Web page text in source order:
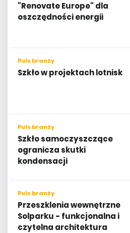
"Renovate Europe" dla
oszczędności energii
Puls branży
Szkło w projektach lotnisk
Puls branży
Szkło samoczyszczące
ogranicza skutki
kondensacji
Puls branży
Przeszklenia wewnętrzne
Solparku - funkcjonalna i
czytelna architektura